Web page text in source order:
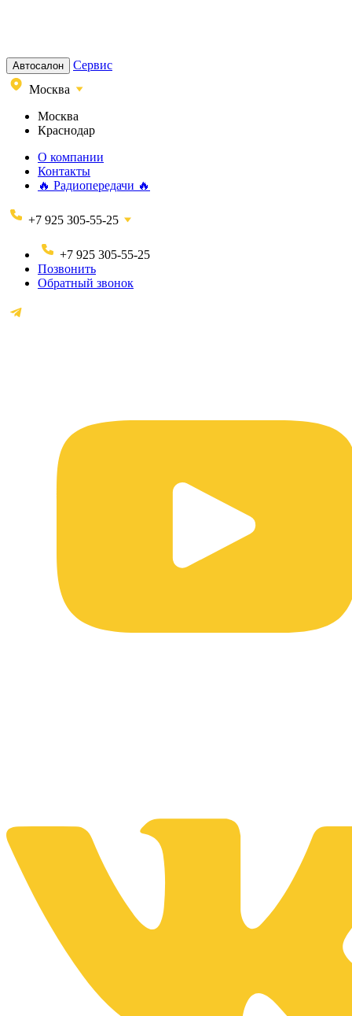
Автосалон
Сервис
Москва
Москва
Краснодар
О компании
Контакты
🔥 Радиопередачи 🔥
+7 925 305-55-25
+7 925 305-55-25
Позвонить
Обратный звонок